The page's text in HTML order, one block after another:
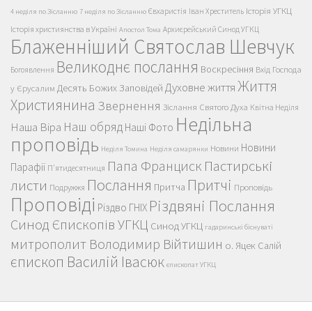
4 неділя по Зісланню 7 неділя по Зісланню Євхаристія Іван Хреститель Історія УГКЦ
Історія християнства в Україні Апостол Тома Архиєрейський Синод УГКЦ
Блаженніший Святослав Шевчук
Богоявлення Великоднє послання Воскресіння Вхід Господа
у Єрусалим Десять Божих Заповідей Духовне життяЖиття
Християнина Звернення Зіслання Святого Духа Квітна Неділя
Наша Віра Наш обряд Наші Фото Недільна
проповідь Неділя Томина Неділя самарянки Новини Новини
Парафії П'ятидесятниця Папа Франциск Пастирські
листи Подружжя Послання Притча Притчі Проповідь
Проповіді Різдво ГНІХ Різдвяні Послання
Синод Єпископів УГКЦ Синод УГКЦ гадаринські біснуваті
митрополит Володимир Війтишин о. Яцек Салій
єпископ Василій Івасюк єпископат УГКЦ